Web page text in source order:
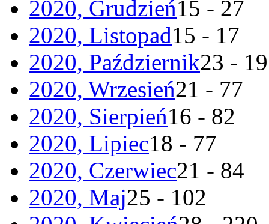
2020, Grudzień15 - 27
2020, Listopad15 - 17
2020, Październik23 - 19
2020, Wrzesień21 - 77
2020, Sierpień16 - 82
2020, Lipiec18 - 77
2020, Czerwiec21 - 84
2020, Maj25 - 102